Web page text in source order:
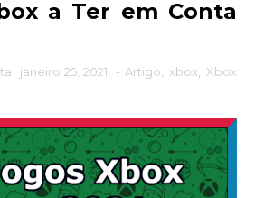
a Ter em Conta
janeiro 25, 2021 - Artigo xbox
Xbox